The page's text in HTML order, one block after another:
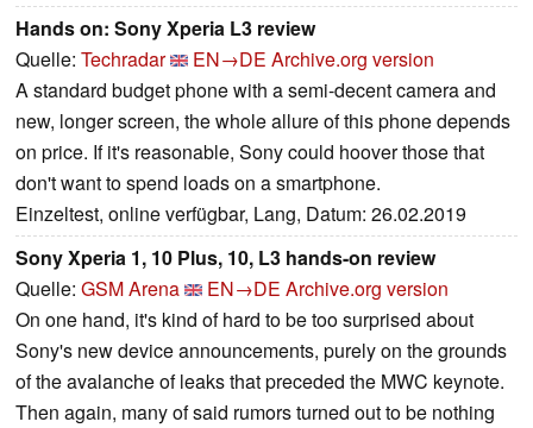
Hands on: Sony Xperia L3 review
Quelle: Techradar EN→DE Archive.org version
A standard budget phone with a semi-decent camera and
new, longer screen, the whole allure of this phone depends
on price. If it's reasonable, Sony could hoover those that
don't want to spend loads on a smartphone.
Einzeltest, online verfügbar, Lang, Datum: 26.02.2019
Sony Xperia 1, 10 Plus, 10, L3 hands-on review
Quelle: GSM Arena EN→DE Archive.org version
On one hand, it's kind of hard to be too surprised about
Sony's new device announcements, purely on the grounds
of the avalanche of leaks that preceded the MWC keynote.
Then again, many of said rumors turned out to be nothing